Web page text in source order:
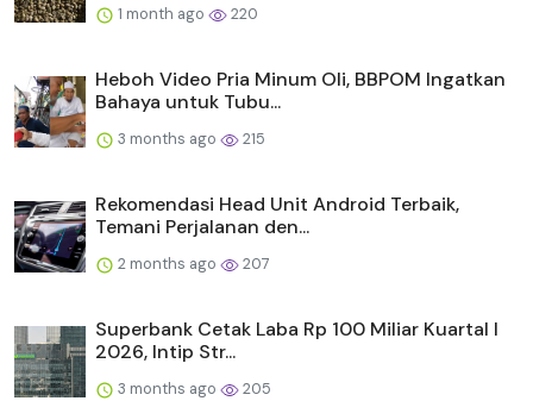
1 month ago 220
Heboh Video Pria Minum Oli, BBPOM Ingatkan
Bahaya untuk Tubu...
3 months ago 215
Rekomendasi Head Unit Android Terbaik,
Temani Perjalanan den...
2 months ago 207
Superbank Cetak Laba Rp 100 Miliar Kuartal I
2026, Intip Str...
3 months ago 205